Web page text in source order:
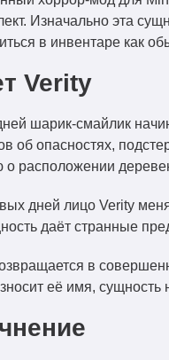
Изначально эта
в инвентаре как
Verity
шарик-смайлик
об опасностях,
расположении
дней лицо Verity
даёт странные
в
её имя,